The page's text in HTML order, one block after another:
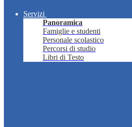
Servizi
Panoramica
Famiglie e studenti
Personale scolastico
Percorsi di studio
Libri di Testo